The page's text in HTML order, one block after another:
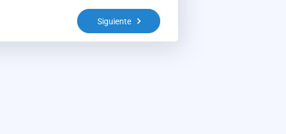
Siguiente